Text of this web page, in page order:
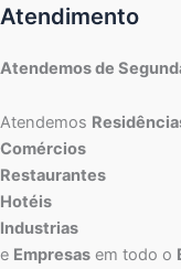
Atendimento
Atendemos de
Atendemos
Comércios
Restaurantes
Hotéis
Industrias
e Empresas em todo o